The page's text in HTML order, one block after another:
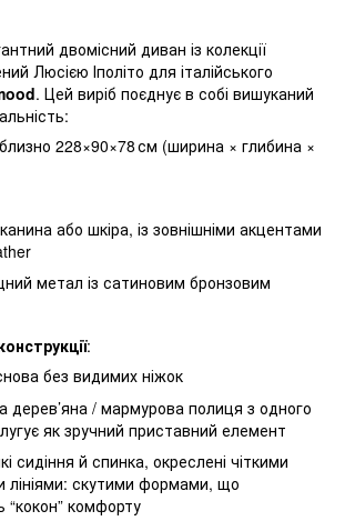
двомісний диван із колекції
Люсією Іполіто для італійського
. Цей виріб поєднує в собі вишуканий
228×90×78 см (ширина × глибина ×
або шкіра, із зовнішніми акцентами
метал із сатиновим бронзовим
:
без видимих ніжок
дерев’яна / мармурова полиця з одного
як зручний приставний елемент
сидіння й спинка, окреслені чіткими
лініями: скутими формами, що
комфорту